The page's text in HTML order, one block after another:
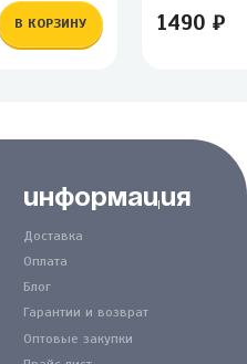
В КОРЗИНУ 1490 ₽
Информация
Доставка
Оплата
Блог
Гарантии и возврат
Оптовые закупки